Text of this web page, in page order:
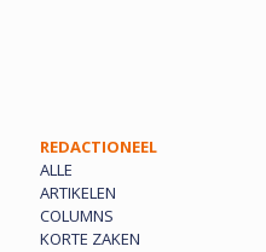
REDACTIONEEL
ALLE
ARTIKELEN
COLUMNS
KORTE ZAKEN